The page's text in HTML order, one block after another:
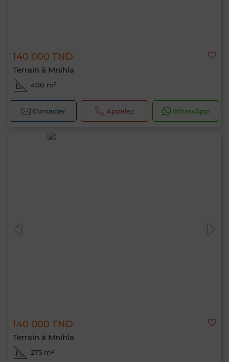
140 000 TND
Terrain à Mnihla
400 m²
Contacter Appelez WhatsApp
140 000 TND
Terrain à Mnihla
275 m²